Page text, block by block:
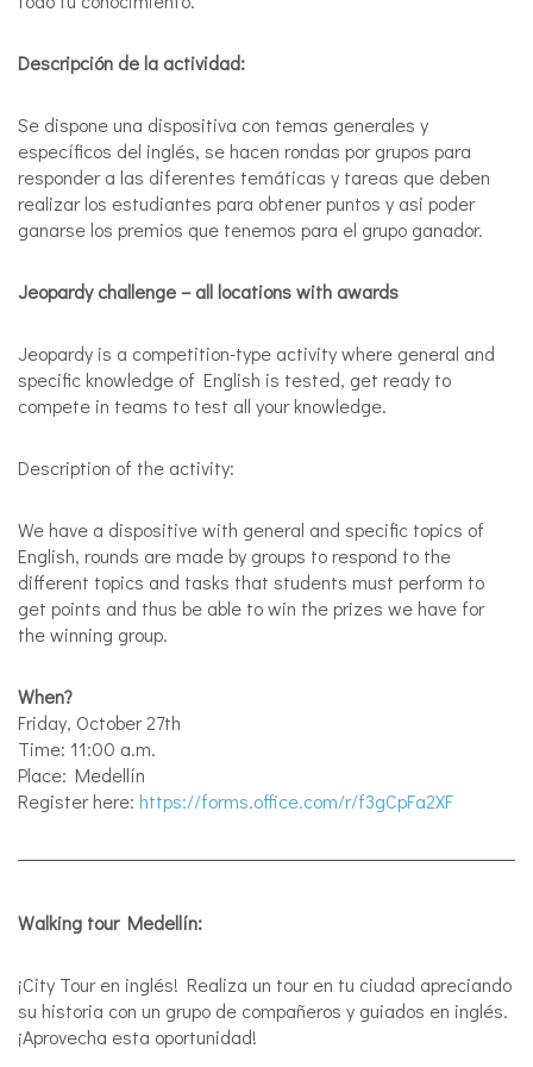
Descripción de la actividad:
Se dispone una dispositiva con temas generales y
específicos del inglés, se hacen rondas por grupos para
responder a las diferentes temáticas y tareas que deben
realizar los estudiantes para obtener puntos y asi poder
ganarse los premios que tenemos para el grupo ganador.
Jeopardy challenge – all locations with awards
Jeopardy is a competition-type activity where general and
specific knowledge of English is tested, get ready to
compete in teams to test all your knowledge.
Description of the activity:
We have a dispositive with general and specific topics of
English, rounds are made by groups to respond to the
different topics and tasks that students must perform to
get points and thus be able to win the prizes we have for
the winning group.
When?
Friday, October 27th
Time: 11:00 a.m.
Place: Medellín
Register here: https://forms.office.com/r/f3gCpFa2XF
Walking tour Medellín:
¡City Tour en inglés! Realiza un tour en tu ciudad apreciando
su historia con un grupo de compañeros y guiados en inglés.
¡Aprovecha esta oportunidad!